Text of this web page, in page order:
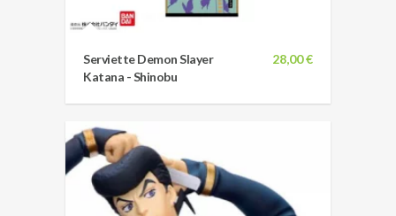
28,00 €
Serviette Demon Slayer
Katana - Shinobu